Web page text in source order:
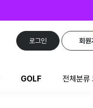
로그인 회원
GOLF 전체분류